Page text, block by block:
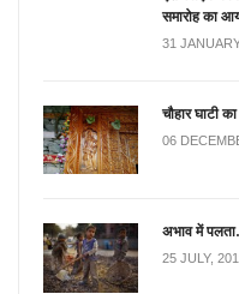
समारोह का
31
चौहार घाटी
06
अभाव में
25 JULY,